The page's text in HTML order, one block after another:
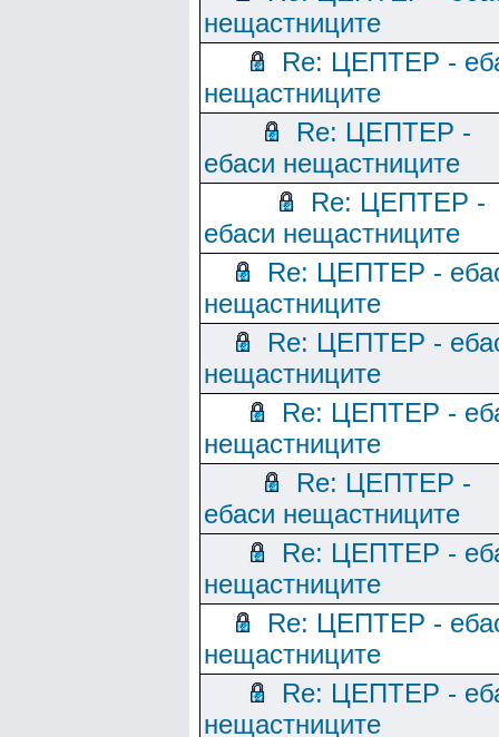
нещастниците
Re: ЦЕПТЕР -
нещастниците
Re: ЦЕПТЕР -
ебаси нещастниците
Re: ЦЕПТЕР -
ебаси нещастниците
Re: ЦЕПТЕР -
нещастниците
Re: ЦЕПТЕР -
нещастниците
Re: ЦЕПТЕР -
нещастниците
Re: ЦЕПТЕР -
ебаси нещастниците
Re: ЦЕПТЕР -
нещастниците
Re: ЦЕПТЕР -
нещастниците
Re: ЦЕПТЕР -
нещастниците